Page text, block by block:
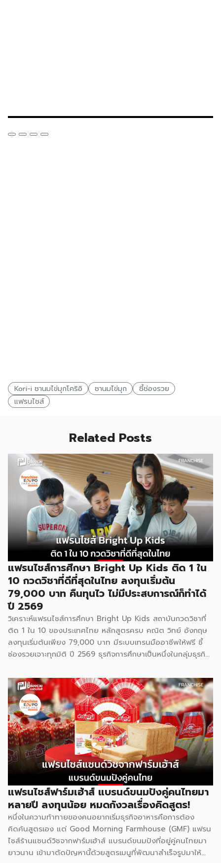
Kori-i ชานมไข่มุกโคริอิ ชานมไข่มุก
ชี้ช่องรวย
แฟรนไชส์
Related Posts
แฟรนไชส์การศึกษา Bright Up Kids ติด 1 ใน
10 กวดวิชาที่ดีที่สุดในไทย ลงทุนเริ่มต้น
79,000 บาท คืนทุนไว ไม่มีประสบการณ์ก็ทำได้
ปี 2569
วิเคราะห์แฟรนไชส์การศึกษา Bright Up Kids สถาบันกวดวิชาที่
ติด 1 ใน 10 ของประเทศไทย หลักสูตรครบ คณิต วิทย์ อังกฤษ
ลงทุนเริ่มต้นเพียง 79,000 บาท มีระบบเทรนมืออาชีพให้ฟรี ชี้
ช่องรวยเจาะทุกมิติ ปี 2569 ธุรกิจการศึกษาเป็นหนึ่งในกลุ่มธุรกิจ
ปกครองไทยให้ความสำคัญกับการเรียนของลูกหลานเสมอ และ
Bright Up Kids คือแบรนด์แฟรนไชส์การศึกษาที่เข้ามาตอบ
โจทย์นี้ ด้วยหลักสูตรที่ได้รับการยอมรับว่าติด 1 ใน 10 กวดวิชาที่
ดีที่สุดในประเทศไทย จุดเด่นสำคัญคืองบลงทุนเริ่มต้นเพียง
79,000 บาท พร้อมระบบเทรนแบบมืออาชีพให้ฟรี ทำให้ผู้ที่ไม่มี
ประสบการณ์ด้านการสอนมาก่อนก็สามารถเป็นเจ้าของธุรกิจกวด
วิชาได้ รู้จัก Bright Up Kids ก่อนตัดสินใจ Bright Up Kids
เป็นแฟรนไชส์การศึกษาที่มีหลักสูตรครบ จบที่เดียว ครอบคลุม
วิชาหลักอย่างคณิตศาสตร์ วิทยาศาสตร์ และภาษาอังกฤษ ซึ่งเป็น
วิชาที่ผู้ปกครองส่วนใหญ่ให้ความสำคัญที่สุดในการติวเสริมให้ลูก
จุดแข็งที่ทำให้แบรนด์ได้รับความเชื่อถือคือการติดอันดับ 1 ใน 10
[…]
แฟรนไชส์ฟาร์มเฮ้าส์ แบรนด์ขนมปังคู่คนไทยมา
หลายปี ลงทุนน้อย หมดกังวลเรื่องคิดสูตร!
หนึ่งในความท้าทายของคนอยากเริ่มธุรกิจอาหารคือการต้อง
คิดค้นสูตรเอง แต่ Good Morning Farmhouse (GMF) แฟรน
ไชส์ร้านแซนด์วิชจากฟาร์มเฮ้าส์ แบรนด์ขนมปังที่อยู่คู่คนไทยมา
ยาวนาน เข้ามาตัดปัญหานี้ด้วยสูตรเมนูที่พัฒนาสำเร็จรูปมาให้